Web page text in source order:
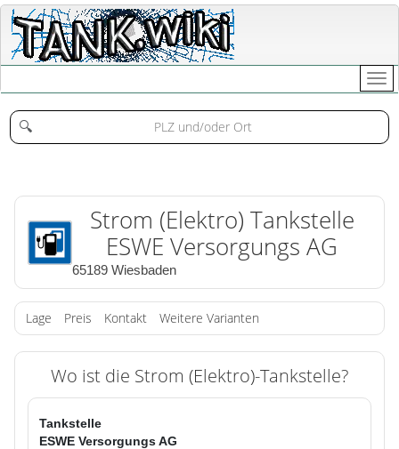
🔍
Strom (Elektro) Tankstelle
ESWE Versorgungs AG
65189 Wiesbaden
Lage Preis Kontakt Weitere Varianten
Wo ist die Strom (Elektro)-Tankstelle?
Tankstelle
ESWE Versorgungs AG